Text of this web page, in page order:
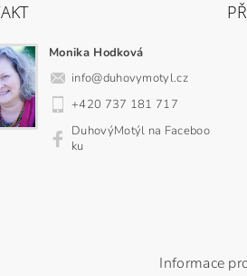
Monika Hodková
info@duhovymotyl.cz
+420 737 181 717
DuhovýMotýl na Faceboo
ku
Informace